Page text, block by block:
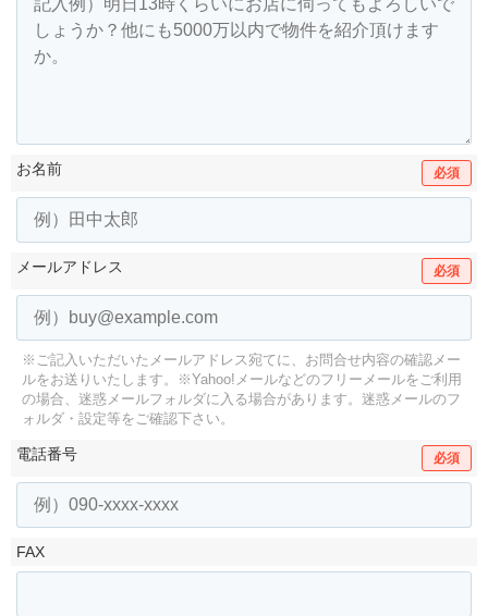
お名前 必須
メールアドレス 必須
※ご記入いただいたメールアドレス宛てに、お問合せ内容の確認メー
ルをお送りいたします。
※Yahoo!メールなどのフリーメールをご利用
の場合、迷惑メールフォルダに入る場合があります。 迷惑メールのフ
ォルダ・設定等をご確認下さい。
電話番号 必須
FAX